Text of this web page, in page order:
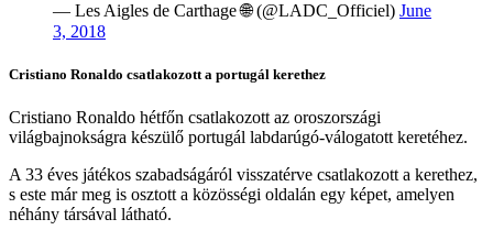
— Les Aigles de Carthage 🌐 (@LADC_Officiel) June
3, 2018
Cristiano Ronaldo csatlakozott a portugál kerethez
Cristiano Ronaldo hétfőn csatlakozott az oroszországi
világbajnokságra készülő portugál labdarúgó-válogatott keretéhez.
A 33 éves játékos szabadságáról visszatérve csatlakozott a kerethez,
s este már meg is osztott a közösségi oldalán egy képet, amelyen
néhány társával látható.